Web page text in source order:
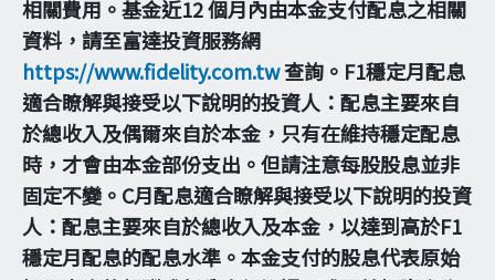
相關費用。基金近12 個月內由本金支付配息之相關
資料，請至富達投資服務網
https://www.fidelity.com.tw查詢。F1穩定月配息
適合瞭解與接受以下說明的投資人：配息主要來自
於總收入及偶爾來自於本金，只有在維持穩定配息
時，才會由本金部份支出。但請注意每股股息並非
固定不變。C月配息適合瞭解與接受以下說明的投資
人：配息主要來自於總收入及本金，以達到高於F1
穩定月配息的配息水準。本金支付的股息代表原始